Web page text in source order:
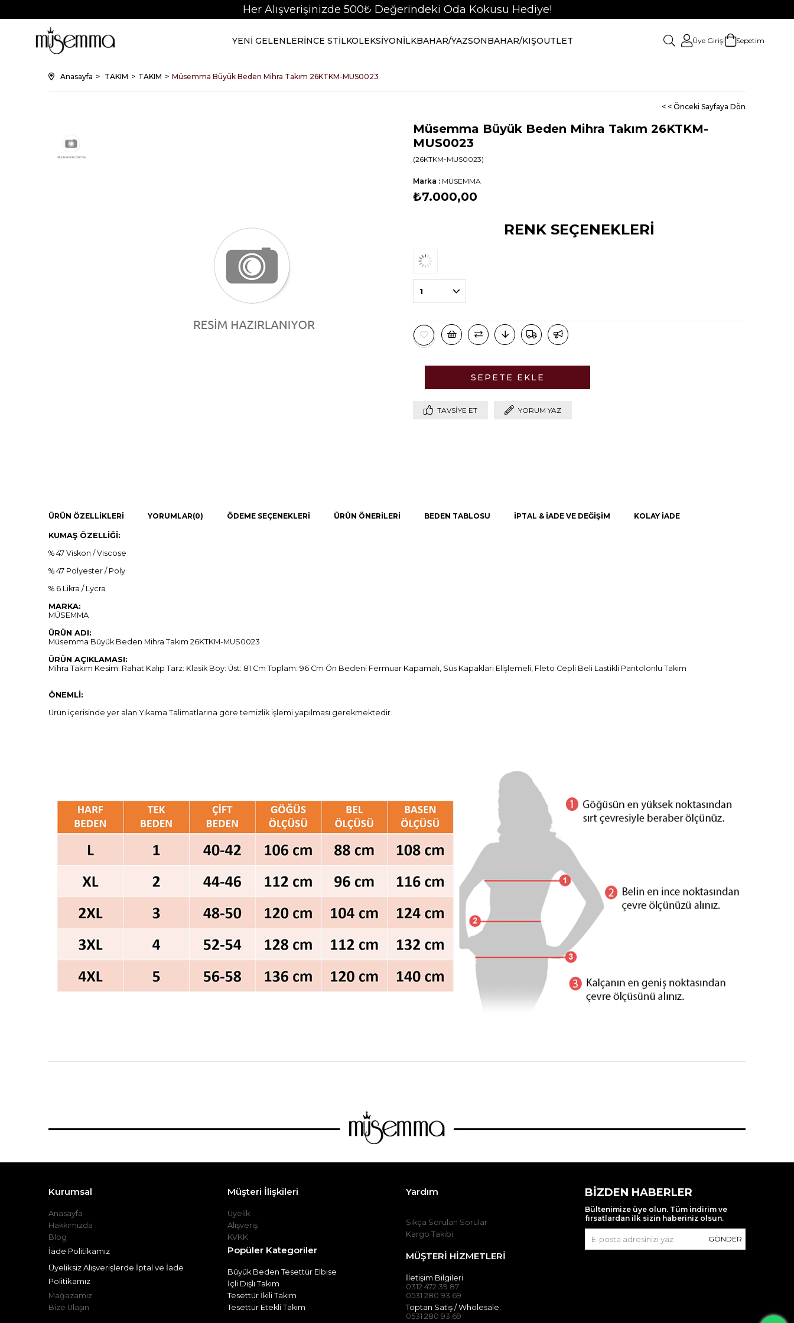
Her Alışverişinizde 500₺ Değerindeki Oda Kokusu Hediye!
YENİ GELENLERİNCE STİLKOLEKSİYONİLKBAHAR/YAZSONBAHAR/KIŞOUTLET Üye Girişi Sepetim
Anasayfa TAKIM TAKIM Müsemma Büyük Beden Mihra Takım 26KTKM-MUS0023
< < Önceki Sayfaya Dön
Müsemma Büyük Beden Mihra Takım 26KTKM-
MUS0023
(26KTKM-MUS0023)
Marka : MÜSEMMA
₺7.000,00
RENK SEÇENEKLERI
TAVSIYE ET YORUM YAZ
ÜRÜN ÖZELLIKLERI YORUMLAR(0) ÖDEME SEÇENEKLERI ÜRÜN ÖNERILERI BEDEN TABLOSU İPTAL & İADE VE DEĞİŞİM KOLAY İADE
KUMAŞ ÖZELLİĞİ:
% 47 Viskon / Viscose
% 47 Polyester / Poly
% 6 Likra / Lycra
MARKA:
MÜSEMMA
ÜRÜN ADI:
Müsemma Büyük Beden Mihra Takım 26KTKM-MUS0023
ÜRÜN AÇIKLAMASI:
Mihra Takım Kesim: Rahat Kalıp Tarz: Klasik Boy: Üst: 81 Cm Toplam: 96 Cm Ön Bedeni Fermuar Kapamalı, Süs Kapakları Elişlemeli, Fleto Cepli Beli Lastikli Pantolonlu Takım
ÖNEMLİ:
Ürün içerisinde yer alan Yıkama Talimatlarına göre temizlik işlemi yapılması gerekmektedir.
Kurumsal
Anasayfa
Hakkımızda
Blog
İade Politikamız
Üyeliksiz Alışverişlerde İptal ve İade
Politikamız
Mağazamız
Bize Ulaşın
Müşteri İlişkileri
Üyelik
Alışveriş
KVKK
Popüler Kategoriler
Büyük Beden Tesettür Elbise
İçli Dışlı Takım
Tesettür İkili Takım
Tesettür Etekli Takım
Yardım
Sıkça Sorulan Sorular
Kargo Takibi
MÜŞTERİ HİZMETLERİ
İletişim Bilgileri
0312 472 39 87
0531 280 93 69
Toptan Satış / Wholesale:
0531 280 93 69
BIZDEN HABERLER
Bültenimize üye olun. Tüm indirim ve
fırsatlardan ilk sizin haberiniz olsun.
GÖNDER